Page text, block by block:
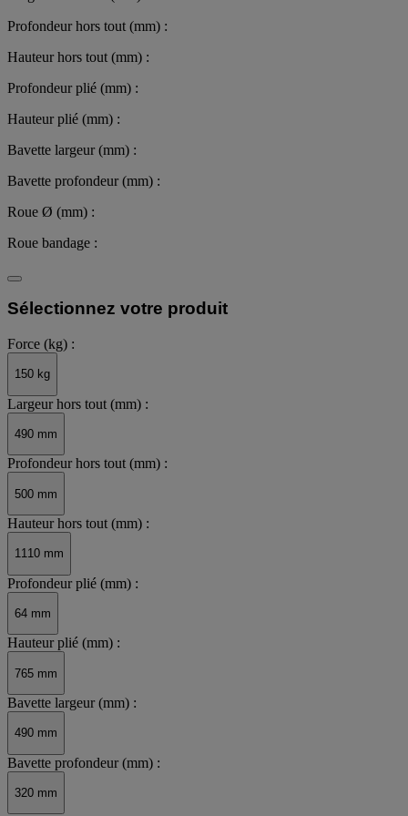
Profondeur hors tout (mm) :
Hauteur hors tout (mm) :
Profondeur plié (mm) :
Hauteur plié (mm) :
Bavette largeur (mm) :
Bavette profondeur (mm) :
Roue Ø (mm) :
Roue bandage :
Sélectionnez votre produit
Force (kg) :
150 kg
Largeur hors tout (mm) :
490 mm
Profondeur hors tout (mm) :
500 mm
Hauteur hors tout (mm) :
1110 mm
Profondeur plié (mm) :
64 mm
Hauteur plié (mm) :
765 mm
Bavette largeur (mm) :
490 mm
Bavette profondeur (mm) :
320 mm